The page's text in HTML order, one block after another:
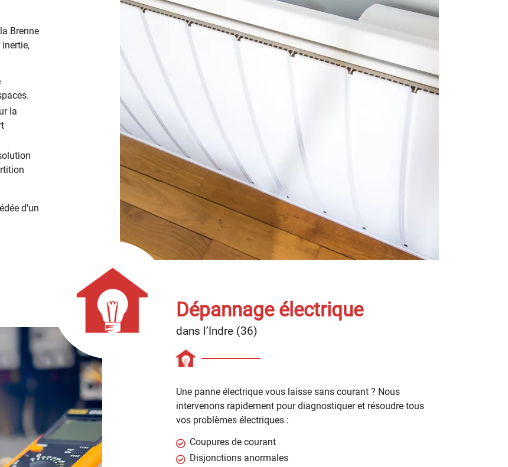
Brenne
la
d'un
Dépannage électrique
dans l’Indre (36)
Une panne électrique vous laisse sans courant ? Nous
intervenons rapidement pour diagnostiquer et résoudre tous
vos problèmes électriques :
Coupures de courant
Disjonctions anormales